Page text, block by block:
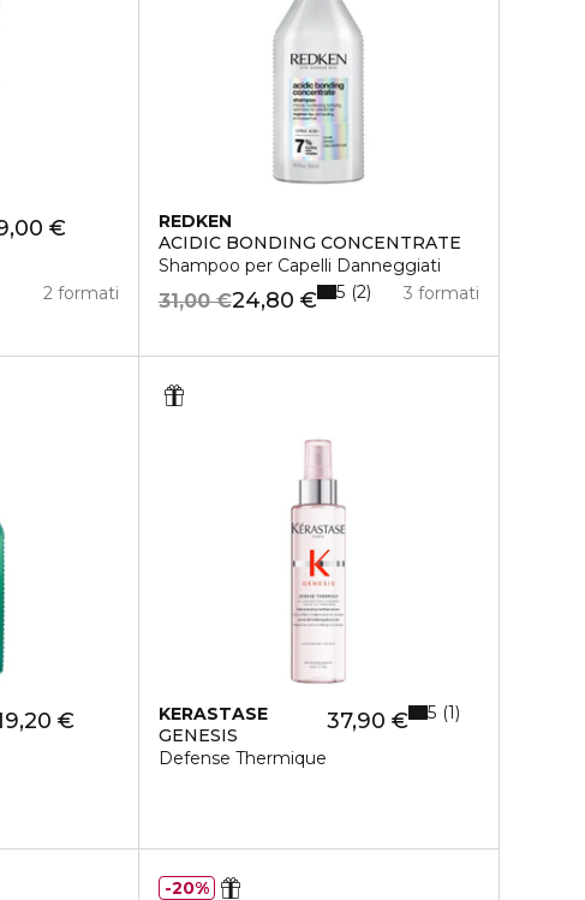
€
2 formati
REDKEN
ACIDIC BONDING CONCENTRATE
Shampoo per Capelli Danneggiati
24,80 €
31,00 € 3 formati
5 2
€
KERASTASE
GENESIS
Defense Thermique
37,90 € 5 1
20%